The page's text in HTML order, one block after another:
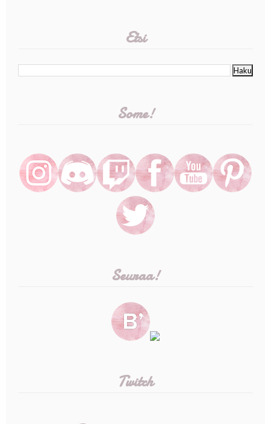
Etsi
Some!
Seuraa!
Twitch